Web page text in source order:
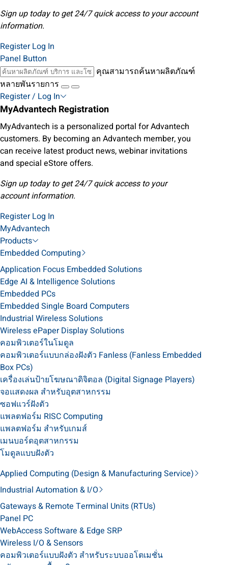
Sign up today to get 24/7 quick access to your account
information.
Register Log In
Panel Button
คุณสามารถค้นหาผลิตภัณฑ์
หลายพันรายการ
Register / Log In
MyAdvantech Registration
MyAdvantech is a personalized portal for Advantech
customers. By becoming an Advantech member, you
can receive latest product news, webinar invitations
and special eStore offers.
Sign up today to get 24/7 quick access to your
account information.
Register Log In
MyAdvantech
Products
Embedded Computing
Application Focus Embedded Solutions
Edge AI & Intelligence Solutions
Embedded PCs
Embedded Single Board Computers
Industrial Wireless Solutions
Wireless ePaper Display Solutions
คอมพิวเตอร์ในโมดูล
คอมพิวเตอร์แบบกล่องฝังตัว Fanless (Fanless Embedded
Box PCs)
เครื่องเล่นป้ายโฆษณาดิจิตอล (Digital Signage Players)
จอแสดงผล สำหรับอุตสาหกรรม
ซอฟแวร์ฝังตัว
แพลตฟอร์ม RISC Computing
แพลตฟอร์ม สำหรับเกมส์
เมนบอร์ดอุตสาหกรรม
โมดูลแบบฝังตัว
Applied Computing (Design & Manufacturing Service)
Industrial Automation & I/O
Gateways & Remote Terminal Units (RTUs)
Panel PC
WebAccess Software & Edge SRP
Wireless I/O & Sensors
คอมพิวเตอร์แบบฝังตัว สำหรับระบบออโตเมชั่น